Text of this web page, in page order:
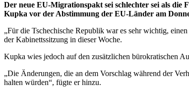
Der neue EU-Migrationspakt sei schlechter sei als
Kupka vor der Abstimmung der EU-Länder am
„Für die Tschechische Republik war es sehr wichtig,
der Kabinettssitzung in dieser Woche.
Kupka wies jedoch auf den zusätzlichen bürokratischen
„Die Änderungen, die an dem Vorschlag während der
halten würden“, fügte er hinzu.